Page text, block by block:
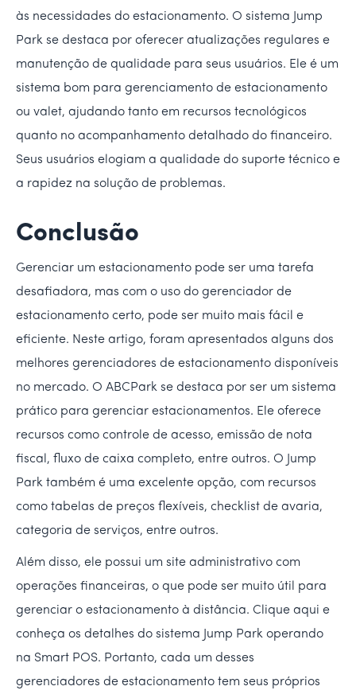
às necessidades do estacionamento. O sistema Jump
Park se destaca por oferecer atualizações regulares e
manutenção de qualidade para seus usuários. Ele é um
sistema bom para gerenciamento de estacionamento
ou valet, ajudando tanto em recursos tecnológicos
quanto no acompanhamento detalhado do financeiro.
Seus usuários elogiam a qualidade do suporte técnico e
a rapidez na solução de problemas.
Conclusão
Gerenciar um estacionamento pode ser uma tarefa
desafiadora, mas com o uso do gerenciador de
estacionamento certo, pode ser muito mais fácil e
eficiente. Neste artigo, foram apresentados alguns dos
melhores gerenciadores de estacionamento disponíveis
no mercado. O ABCPark se destaca por ser um sistema
prático para gerenciar estacionamentos. Ele oferece
recursos como controle de acesso, emissão de nota
fiscal, fluxo de caixa completo, entre outros. O Jump
Park também é uma excelente opção, com recursos
como tabelas de preços flexíveis, checklist de avaria,
categoria de serviços, entre outros.
Além disso, ele possui um site administrativo com
operações financeiras, o que pode ser muito útil para
gerenciar o estacionamento à distância. Clique aqui e
conheça os detalhes do sistema Jump Park operando
na Smart POS. Portanto, cada um desses
gerenciadores de estacionamento tem seus próprios